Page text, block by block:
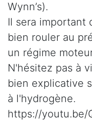
Wynn’s).
Il sera important
bien rouler au
un régime
N'hésitez pas à
bien explicative
à l'hydrogène.
https://youtu.be/